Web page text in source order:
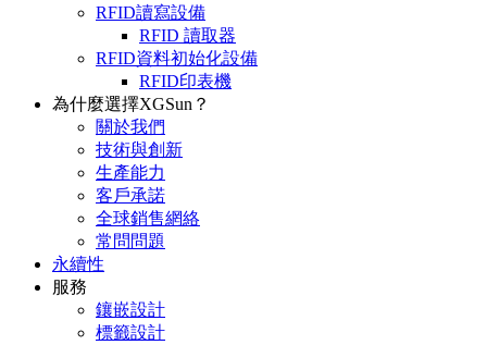
RFID讀寫設備
RFID 讀取器
RFID資料初始化設備
RFID印表機
為什麼選擇XGSun？
關於我們
技術與創新
生產能力
客戶承諾
全球銷售網絡
常問問題
永續性
服務
鑲嵌設計
標籤設計